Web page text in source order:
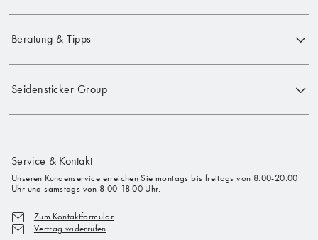
Beratung & Tipps
Seidensticker Group
Service & Kontakt
Unseren Kundenservice erreichen Sie montags bis freitags von 8.00-20.00
Uhr und samstags von 8.00-18.00 Uhr.
Zum Kontaktformular
Vertrag widerrufen